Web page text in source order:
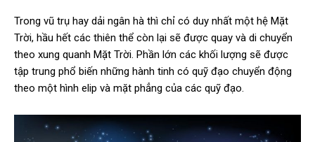
Trong vũ trụ hay dải ngân hà thì chỉ có duy nhất một hệ Mặt
Trời, hầu hết các thiên thể còn lại sẽ được quay và di chuyển
theo xung quanh Mặt Trời. Phần lớn các khối lượng sẽ được
tập trung phổ biến những hành tinh có quỹ đạo chuyển động
theo một hình elip và mặt phẳng của các quỹ đạo.